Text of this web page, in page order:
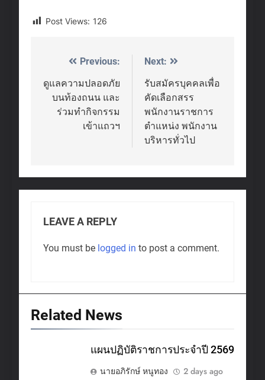
Post Views: 126
Post
navigation
Previous:
ดูแลความปลอดภัย
บนท้องถนน และ
ร่วมทำกิจกรรม
เข้าแถวฯ
Next:
รับสมัครบุคคลเพื่อ
คัดเลือกสรร
พนักงานราชการ
ตำแหน่ง พนักงาน
บริหารทั่วไป
LEAVE A REPLY
You must be logged in to post a comment.
Related News
แผนปฏิบัติราชการประจำปี 2569
นายอภิรักษ์ หนูทอง
2 days ago